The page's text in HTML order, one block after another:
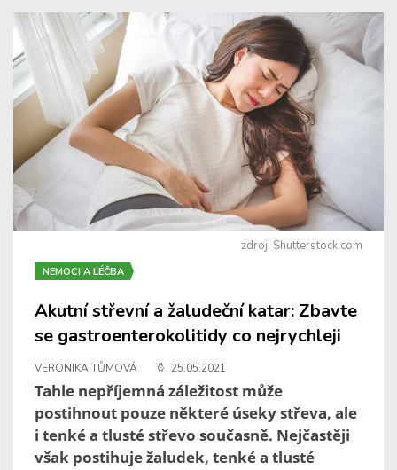
zdroj: Shutterstock.com
NEMOCI A LÉČBA
Akutní střevní a žaludeční katar: Zbavte
se gastroenterokolitidy co nejrychleji
VERONIKA TŮMOVÁ 25.05.2021
Tahle nepříjemná záležitost může
postihnout pouze některé úseky střeva, ale
i tenké a tlusté střevo současně. Nejčastěji
však postihuje žaludek, tenké a tlusté